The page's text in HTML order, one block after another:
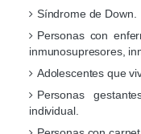
Síndrome de Down.
Personas con
inmunosupresores,
Adolescentes que
Personas
individual.